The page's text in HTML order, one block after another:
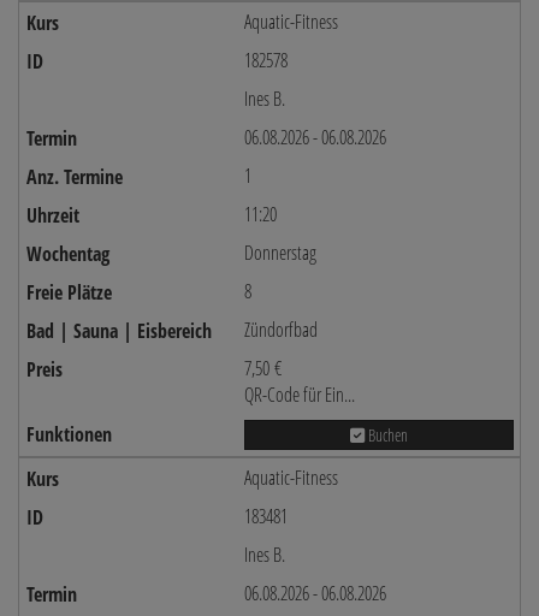
Aquatic-Fitness
182578
Ines B.
06.08.2026 - 06.08.2026
1
11:20
Donnerstag
8
Zündorfbad
7,50 €
QR-Code für Ein...
Buchen
Aquatic-Fitness
183481
Ines B.
06.08.2026 - 06.08.2026